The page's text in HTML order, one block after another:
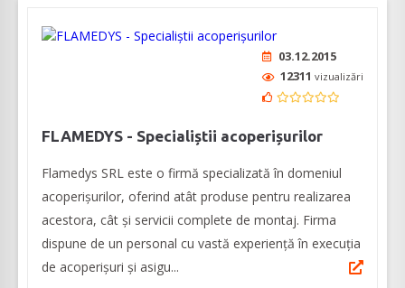
03.12.2015
12311 vizualizări
FLAMEDYS - Specialiștii acoperișurilor
Flamedys SRL este o firmă specializată în domeniul
acoperișurilor, oferind atât produse pentru realizarea
acestora, cât și servicii complete de montaj. Firma
dispune de un personal cu vastă experiență în execuția
de acoperișuri și asigu...